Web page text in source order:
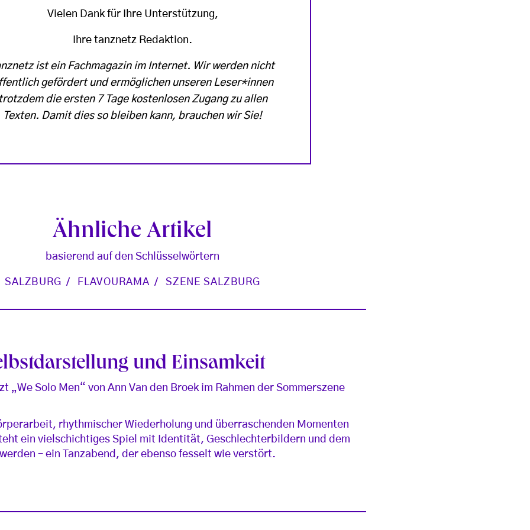
Vielen Dank für Ihre Unterstützung,
Ihre tanznetz Redaktion.
ist ein Fachmagazin im Internet. Wir werden nicht
gefördert und ermöglichen unseren Leser*innen
die ersten 7 Tage kostenlosen Zugang zu allen
Texten. Damit dies so bleiben kann, brauchen wir Sie!
Ähnliche Artikel
basierend auf den Schlüsselwörtern
SALZBURG FLAVOURAMA SZENE SALZBURG
und Einsamkeit
„We Solo Men“ von Ann Van den Broek im Rahmen der Sommerszene
rhythmischer Wiederholung und überraschenden Momenten
ein vielschichtiges Spiel mit Identität, Geschlechterbildern und dem
– ein Tanzabend, der ebenso fesselt wie verstört.